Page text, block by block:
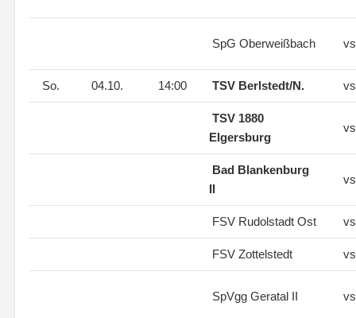
SpG Oberweißbach
So. 04.10. 14:00 TSV Berlstedt/N.
TSV 1880
Elgersburg
Bad Blankenburg
II
FSV Rudolstadt Ost
FSV Zottelstedt
SpVgg Geratal II